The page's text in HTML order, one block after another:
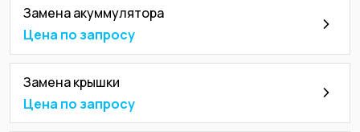
Замена акуммулятора
Цена по запросу
Замена крышки
Цена по запросу